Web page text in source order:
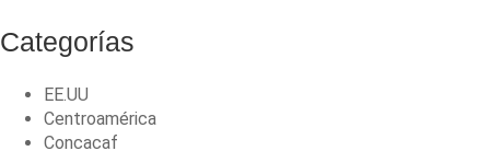
Categorías
EE.UU
Centroamérica
Concacaf